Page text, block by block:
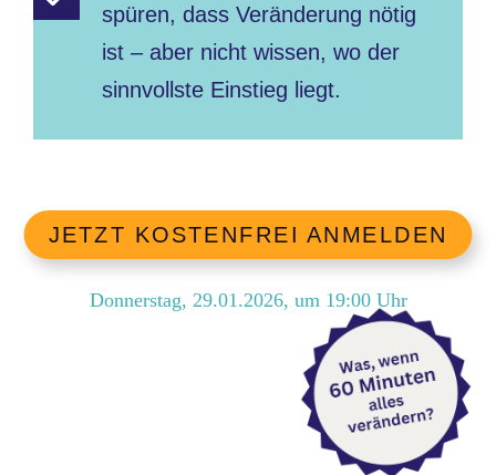
spüren, dass Veränderung nötig
ist – aber nicht wissen, wo der
sinnvollste Einstieg liegt.
JETZT KOSTENFREI ANMELDEN
Donnerstag, 29.01.2026, um 19:00Uhr